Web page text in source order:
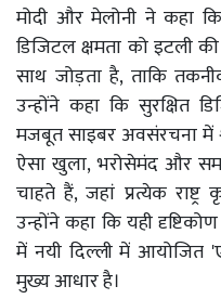
मोदी और मेलोनी ने कहा
डिजिटल क्षमता को इटली
साथ जोड़ता है, ताकि
उन्होंने कहा कि सुरक्षित
मजबूत साइबर अवसंरचना में
ऐसा खुला, भरोसेमंद और
चाहते हैं, जहां प्रत्येक
उन्होंने कहा कि यही
में नयी दिल्ली में आयोजित
मुख्य आधार है।